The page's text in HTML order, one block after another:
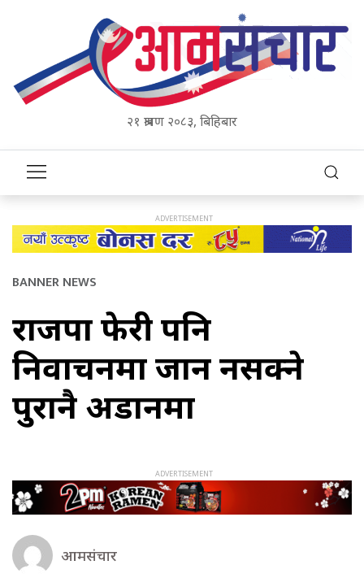
२१ श्रावण २०८३, बिहिबार
BANNER NEWS
राजपा फेरी पनि
निर्वाचनमा जान नसक्ने
पुरानै अडानमा
आमसंचार